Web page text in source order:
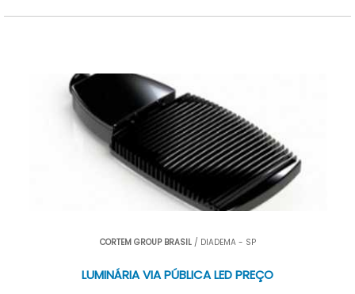
CORTEM GROUP BRASIL/ DIADEMA - SP
LUMINÁRIA VIA PÚBLICA LED PREÇO